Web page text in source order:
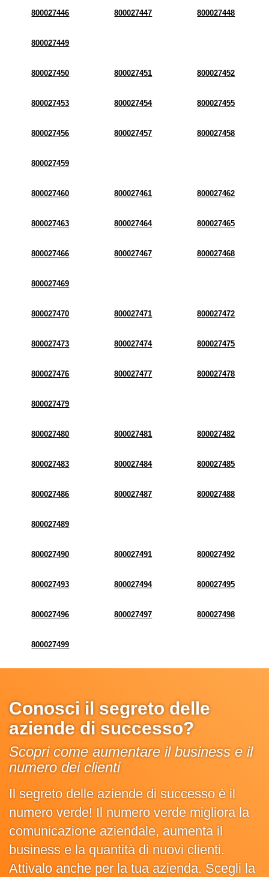
800027446 800027447 800027448
800027449
800027450 800027451 800027452
800027453 800027454 800027455
800027456 800027457 800027458
800027459
800027460 800027461 800027462
800027463 800027464 800027465
800027466 800027467 800027468
800027469
800027470 800027471 800027472
800027473 800027474 800027475
800027476 800027477 800027478
800027479
800027480 800027481 800027482
800027483 800027484 800027485
800027486 800027487 800027488
800027489
800027490 800027491 800027492
800027493 800027494 800027495
800027496 800027497 800027498
800027499
Conosci il segreto delle
aziende di successo?
Scopri come aumentare il business e il
numero dei clienti
Il segreto delle aziende di successo è il
numero verde! Il numero verde migliora la
comunicazione aziendale, aumenta il
business e la quantità di nuovi clienti.
Attivalo anche per la tua azienda. Scegli la